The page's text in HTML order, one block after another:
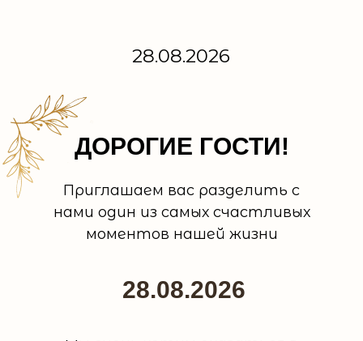
28.08.2026
28.08.2026
ДОРОГИЕ ГОСТИ!
Приглашаем вас разделить с
нами один из самых счастливых
моментов нашей жизни